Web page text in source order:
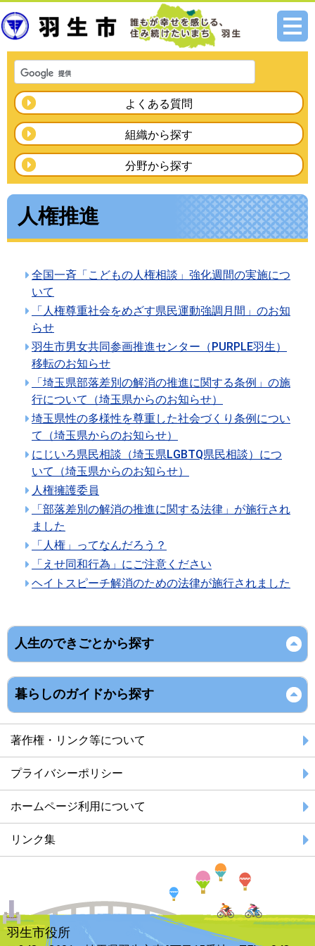
メニ
よくある質問
組織から探す
分野から探す
人権推進
全国一斉「こどもの人権相談」強化週間の実施につ
いて
「人権尊重社会をめざす県民運動強調月間」のお知
らせ
羽生市男女共同参画推進センター（PURPLE羽生）
移転のお知らせ
「埼玉県部落差別の解消の推進に関する条例」の施
行について（埼玉県からのお知らせ）
埼玉県性の多様性を尊重した社会づくり条例につい
て（埼玉県からのお知らせ）
にじいろ県民相談（埼玉県LGBTQ県民相談）につ
いて（埼玉県からのお知らせ）
人権擁護委員
「部落差別の解消の推進に関する法律」が施行され
ました
「人権」ってなんだろう？
「えせ同和行為」にご注意ください
ヘイトスピーチ解消のための法律が施行されました
人生のできごとから探す
暮らしのガイドから探す
著作権・リンク等について
プライバシーポリシー
ホームページ利用について
リンク集
羽生市役所